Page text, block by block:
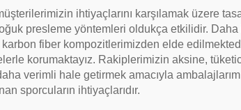
ihtiyaçlarını karşılamak üzere
presleme yöntemleri oldukça etkilidir.
fiber kompozitlerimizden elde
korumaktayız. Rakiplerimizin aksine,
verimli hale getirmek amacıyla
sporcuların ihtiyaçlarıdır.